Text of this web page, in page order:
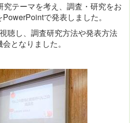
究テーマを考え、調査・研究をお
で発表しました。
聴し、調査研究方法や発表方法
となりました。